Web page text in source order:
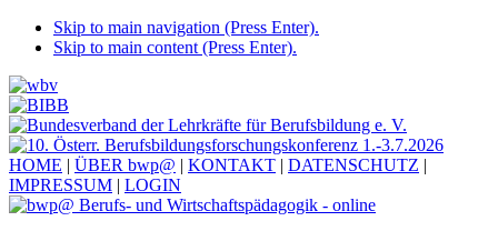
Skip to main navigation (Press Enter).
Skip to main content (Press Enter).
HOME | ÜBER bwp@ | KONTAKT | DATENSCHUTZ |
IMPRESSUM | LOGIN